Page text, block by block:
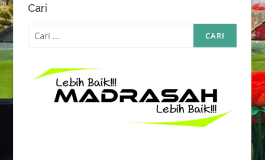
Cari
Cari
untuk: